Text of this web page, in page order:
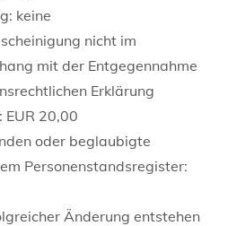
keine
nicht im
mit der Entgegennahme
Erklärung
20,00
oder beglaubigte
Personenstandsregister:
Änderung entstehen